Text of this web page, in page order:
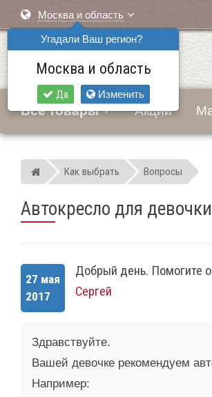
Москва и область
Угадали Ваш регион?
Москва и область
Да Изменить
Все товары Акции
Мир детских автокресел
Как выбрать Вопросы
Автокресло для
27 мая
2017
Добрый день. Помогите
Сергей
Здравствуйте.
Вашей девочке рекомендуем
Например: